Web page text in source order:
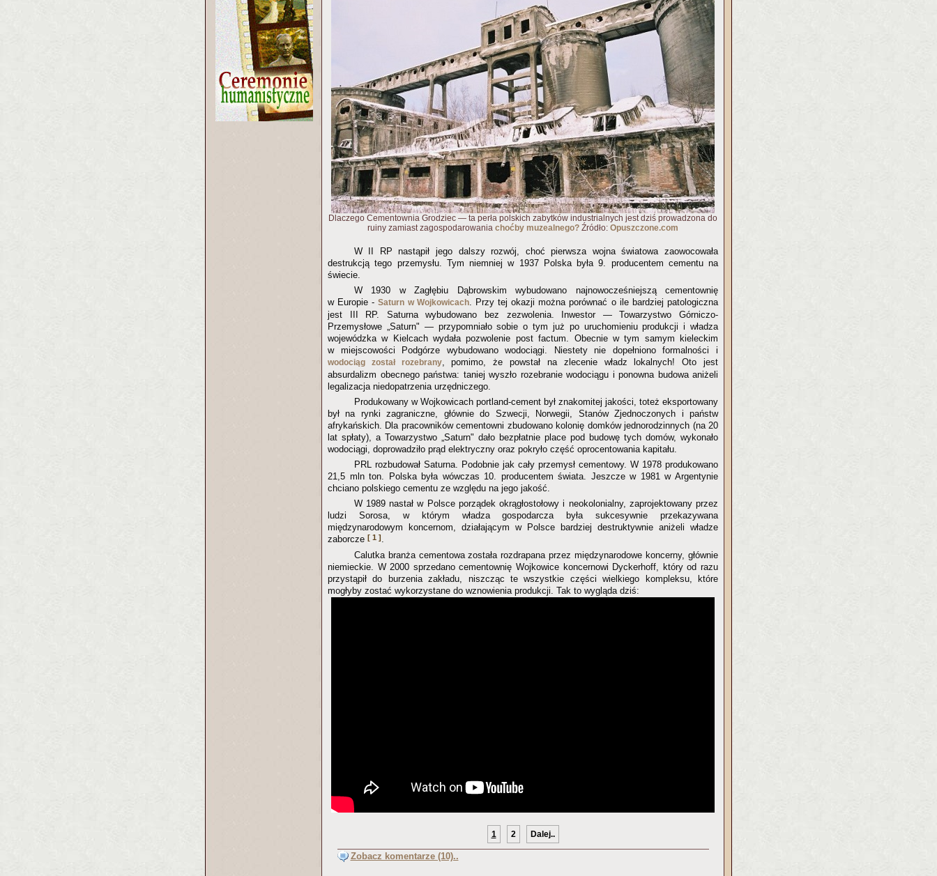
Dlaczego Cementownia Grodziec — ta perła polskich zabytków industrialnych jest dziś prowadzona do
ruiny zamiast zagospodarowania choćby muzealnego? Źródło: Opuszczone.com
W II RP nastąpił jego dalszy rozwój, choć pierwsza wojna światowa zaowocowała
destrukcją tego przemysłu. Tym niemniej w 1937 Polska była 9. producentem cementu na
świecie.
W 1930 w Zagłębiu Dąbrowskim wybudowano najnowocześniejszą cementownię
w Europie -Saturn w Wojkowicach. Przy tej okazji można porównać o ile bardziej patologiczna
jest III RP. Saturna wybudowano bez zezwolenia. Inwestor — Towarzystwo Górniczo-
Przemysłowe „Saturn" — przypomniało sobie o tym już po uruchomieniu produkcji i władza
wojewódzka w Kielcach wydała pozwolenie post factum. Obecnie w tym samym kieleckim
w miejscowości Podgórze wybudowano wodociągi. Niestety nie dopełniono formalności i
wodociąg został rozebrany, pomimo, że powstał na zlecenie władz lokalnych! Oto jest
absurdalizm obecnego państwa: taniej wyszło rozebranie wodociągu i ponowna budowa aniżeli
legalizacja niedopatrzenia urzędniczego.
Produkowany w Wojkowicach portland-cement był znakomitej jakości, toteż eksportowany
był na rynki zagraniczne, głównie do Szwecji, Norwegii, Stanów Zjednoczonych i państw
afrykańskich. Dla pracowników cementowni zbudowano kolonię domków jednorodzinnych (na 20
lat spłaty), a Towarzystwo „Saturn" dało bezpłatnie place pod budowę tych domów, wykonało
wodociągi, doprowadziło prąd elektryczny oraz pokryło część oprocentowania kapitału.
PRL rozbudował Saturna. Podobnie jak cały przemysł cementowy. W 1978 produkowano
21,5 mln ton. Polska była wówczas 10. producentem świata. Jeszcze w 1981 w Argentynie
chciano polskiego cementu ze względu na jego jakość.
W 1989 nastał w Polsce porządek okrągłostołowy i neokolonialny, zaprojektowany przez
ludzi Sorosa, w którym władza gospodarcza była sukcesywnie przekazywana
międzynarodowym koncernom, działającym w Polsce bardziej destruktywnie aniżeli władze
zaborcze [ 1 ].
Calutka branża cementowa została rozdrapana przez międzynarodowe koncerny, głównie
niemieckie. W 2000 sprzedano cementownię Wojkowice koncernowi Dyckerhoff, który od razu
przystąpił do burzenia zakładu, niszcząc te wszystkie części wielkiego kompleksu, które
mogłyby zostać wykorzystane do wznowienia produkcji. Tak to wygląda dziś:
1 2 Dalej..
Zobacz komentarze (10)..